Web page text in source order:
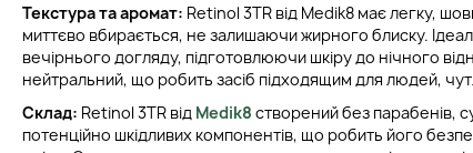
Текстура та аромат: Retinol 3TR від Medik8 має легку,
миттєво вбирається, не залишаючи жирного блиску.
вечірнього догляду, підготовлюючи шкіру до нічного
нейтральний, що робить засіб підходящим для людей,
Склад: Retinol 3TR від Medik8 створений без парабенів,
потенційно шкідливих компонентів, що робить його